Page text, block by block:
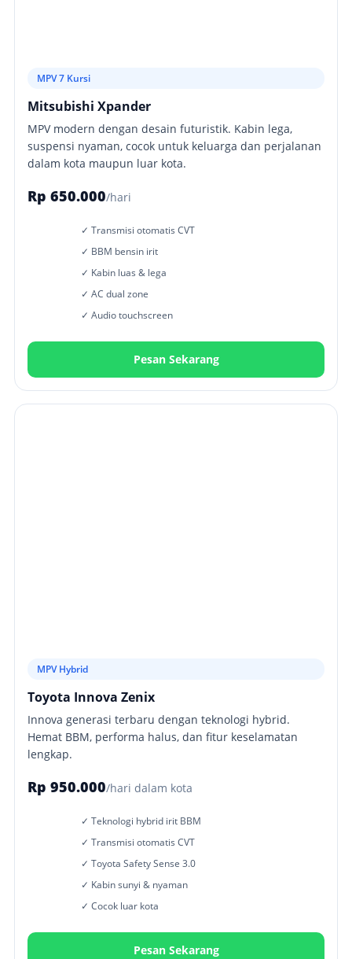
MPV 7 Kursi
Mitsubishi Xpander
MPV modern dengan desain futuristik. Kabin lega,
suspensi nyaman, cocok untuk keluarga dan perjalanan
dalam kota maupun luar kota.
Rp 650.000/hari
✓ Transmisi otomatis CVT
✓ BBM bensin irit
✓ Kabin luas & lega
✓ AC dual zone
✓ Audio touchscreen
Pesan Sekarang
MPV Hybrid
Toyota Innova Zenix
Innova generasi terbaru dengan teknologi hybrid.
Hemat BBM, performa halus, dan fitur keselamatan
lengkap.
Rp 950.000/hari dalam kota
✓ Teknologi hybrid irit BBM
✓ Transmisi otomatis CVT
✓ Toyota Safety Sense 3.0
✓ Kabin sunyi & nyaman
✓ Cocok luar kota
Pesan Sekarang